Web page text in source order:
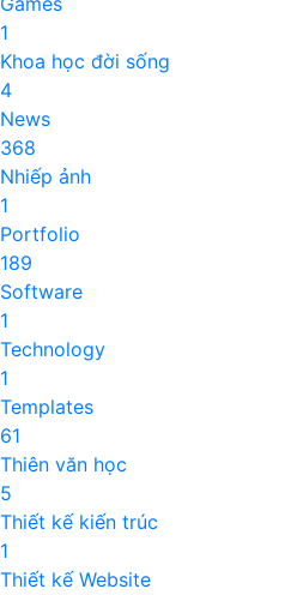
1
Khoa học đời sống
4
News
368
Nhiếp ảnh
1
Portfolio
189
Software
1
Technology
1
Templates
61
Thiên văn học
5
Thiết kế kiến trúc
1
Thiết kế Website